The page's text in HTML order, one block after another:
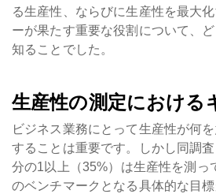
る生産性、ならびに生産性を最大
ーが果たす重要な役割について、
知ることでした。
生産性の測定における
ビジネス業務にとって生産性が何
することは重要です。しかし同調
分の1以上（35%）は生産性を測っ
のベンチマークとなる具体的な目